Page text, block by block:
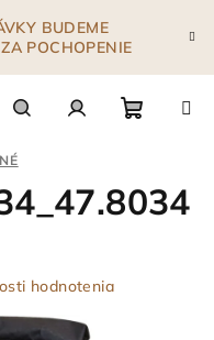
BUDEME
POCHOPENIE
košík
hodnotenia